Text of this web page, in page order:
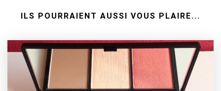
ILS POURRAIENT AUSSI VOUS PLAIRE...